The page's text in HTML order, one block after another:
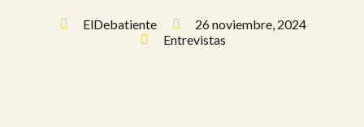
ElDebatiente
26 noviembre, 2024
Entrevistas